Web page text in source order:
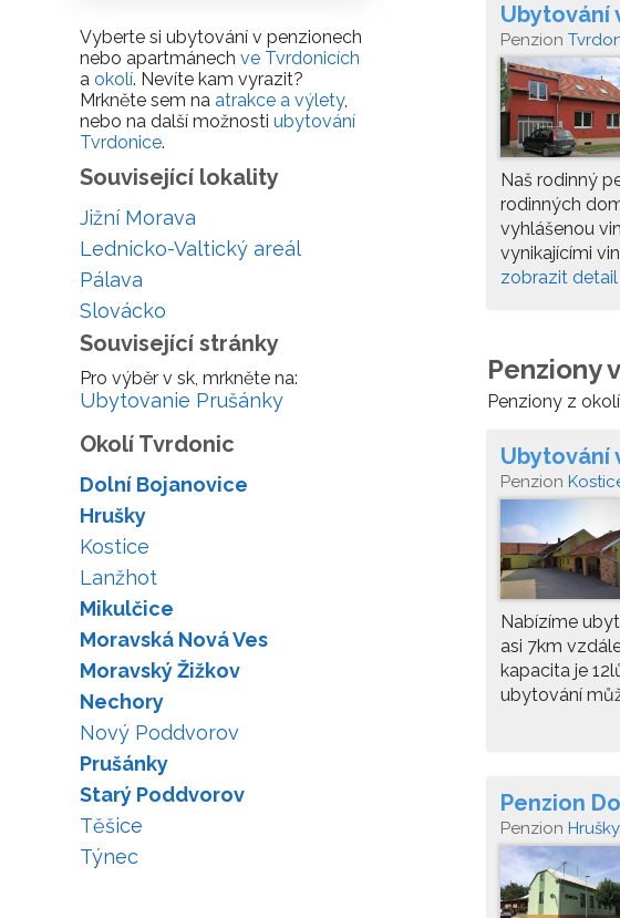
Ubytování
Penzion
Naš rodinný
rodinných
vyhlášenou
vynikajícími
zobrazit detail
Penziony
Penziony z
Ubytování
Penzion
Nabízíme
asi 7km
kapacita je
ubytování
Penzion
Penzion Hrušky
Vyberte si ubytování v penzionech
nebo apartmánech ve Tvrdonicích
a okolí. Nevíte kam vyrazit?
Mrkněte sem na atrakce a výlety,
nebo na další možnosti ubytování
Tvrdonice.
Související lokality
Jižní Morava
Lednicko-Valtický areál
Pálava
Slovácko
Související stránky
Pro výběr v sk, mrkněte na:
Ubytovanie Prušánky
Okolí Tvrdonic
Dolní Bojanovice
Hrušky
Kostice
Lanžhot
Mikulčice
Moravská Nová Ves
Moravský Žižkov
Nechory
Nový Poddvorov
Prušánky
Starý Poddvorov
Těšice
Týnec